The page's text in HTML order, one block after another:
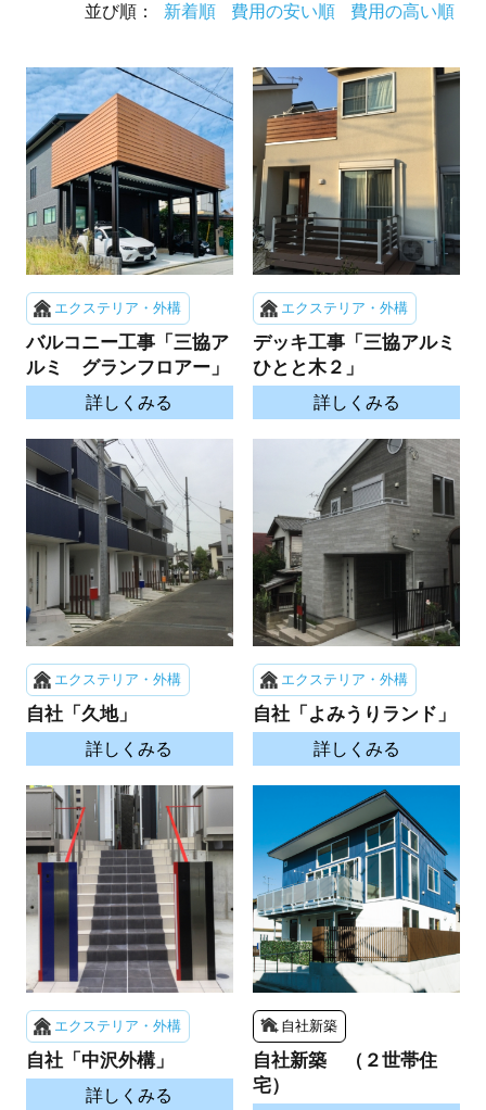
並び順： 新着順 費用の安い順 費用の高い順
エクステリア・外構
バルコニー工事「三協ア
ルミ グランフロアー」
詳しくみる
エクステリア・外構
デッキ工事「三協アルミ
ひとと木２」
詳しくみる
エクステリア・外構
自社「久地」
詳しくみる
エクステリア・外構
自社「よみうりランド」
詳しくみる
エクステリア・外構
自社「中沢外構」
詳しくみる
自社新築
自社新築 （２世帯住
宅）